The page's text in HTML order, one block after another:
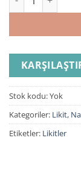
Stok kodu:Yok
Kategoriler: Likit,
Etiketler: Likitler